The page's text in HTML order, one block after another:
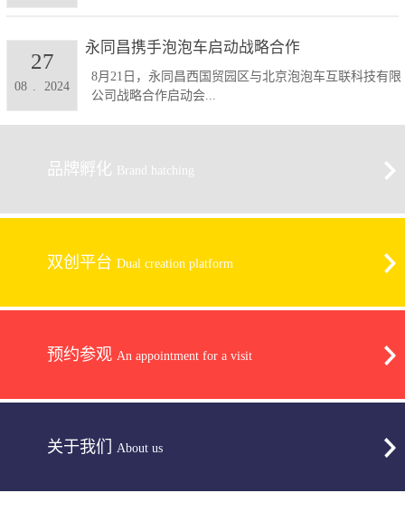
永同昌携手泡泡车启动战略合作
8月21日，永同昌西国贸园区与北京泡泡车互联科技有限
公司战略合作启动会...
08 . 2024
27
品牌孵化 Brand hatching
双创平台 Dual creation platform
预约参观 An appointment for a visit
关于我们 About us